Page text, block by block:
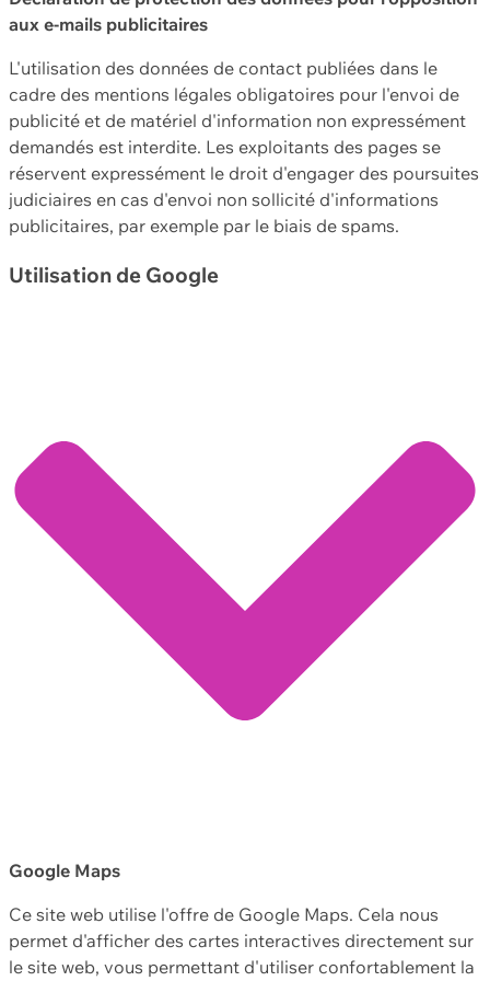
aux e-mails publicitaires
L'utilisation des données de contact publiées dans le
cadre des mentions légales obligatoires pour l'envoi de
publicité et de matériel d'information non expressément
demandés est interdite. Les exploitants des pages se
réservent expressément le droit d'engager des poursuites
judiciaires en cas d'envoi non sollicité d'informations
publicitaires, par exemple par le biais de spams.
Utilisation de Google
Google Maps
Ce site web utilise l'offre de Google Maps. Cela nous
permet d'afficher des cartes interactives directement sur
le site web, vous permettant d'utiliser confortablement la